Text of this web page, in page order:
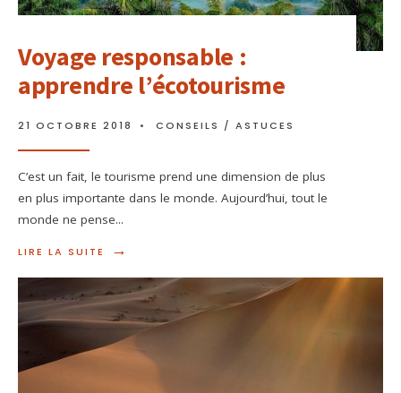
Voyage responsable :
apprendre l’écotourisme
21 OCTOBRE 2018 • CONSEILS / ASTUCES
C’est un fait, le tourisme prend une dimension de plus
en plus importante dans le monde. Aujourd’hui, tout le
monde ne pense...
LIRE LA SUITE →